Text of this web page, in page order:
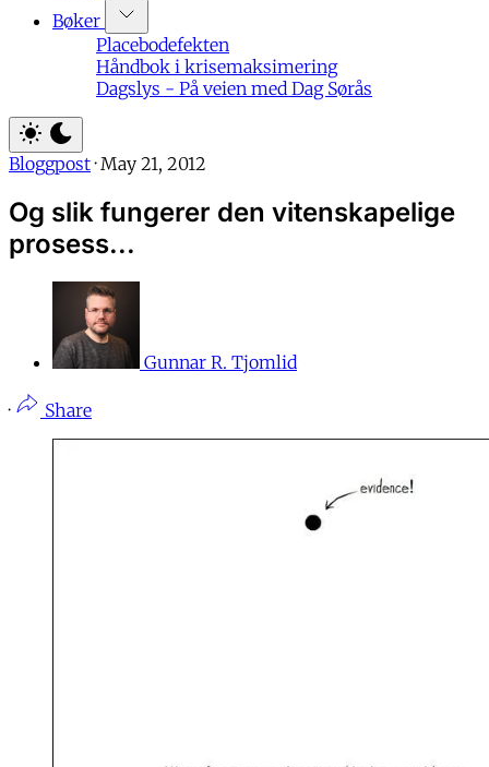
Bøker
Placebodefekten
Håndbok i krisemaksimering
Dagslys - På veien med Dag Sørås
Bloggpost · May 21, 2012
Og slik fungerer den vitenskapelige
prosess...
Gunnar R. Tjomlid
· Share